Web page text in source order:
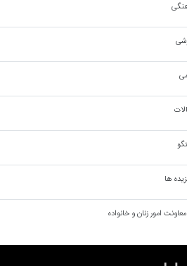
ها
امور زنان و خانواده